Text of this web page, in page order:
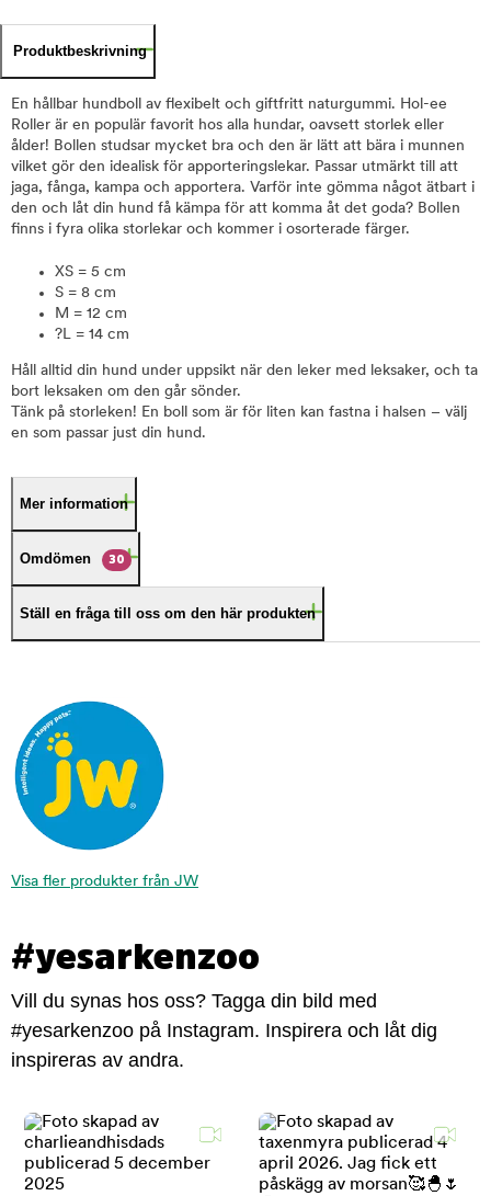
Produktbeskrivning
En hållbar hundboll av flexibelt och giftfritt naturgummi. Hol-ee
Roller är en populär favorit hos alla hundar, oavsett storlek eller
ålder! Bollen studsar mycket bra och den är lätt att bära i munnen
vilket gör den idealisk för apporteringslekar. Passar utmärkt till att
jaga, fånga, kampa och apportera. Varför inte gömma något ätbart i
den och låt din hund få kämpa för att komma åt det goda? Bollen
finns i fyra olika storlekar och kommer i osorterade färger.
XS = 5 cm
S = 8 cm
M = 12 cm
?L = 14 cm
Håll alltid din hund under uppsikt när den leker med leksaker, och ta
bort leksaken om den går sönder.
Tänk på storleken! En boll som är för liten kan fastna i halsen – välj
en som passar just din hund.
Mer information
Omdömen 30
Ställ en fråga till oss om den här produkten
Visa fler produkter från JW
#yesarkenzoo
Vill du synas hos oss? Tagga din bild med
#yesarkenzoo på Instagram. Inspirera och låt dig
inspireras av andra.